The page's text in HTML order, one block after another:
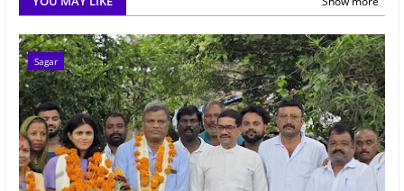
Sagar